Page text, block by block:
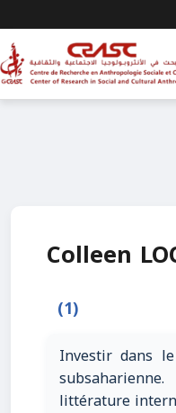
Colleen
(1)
Investir dans
littérature